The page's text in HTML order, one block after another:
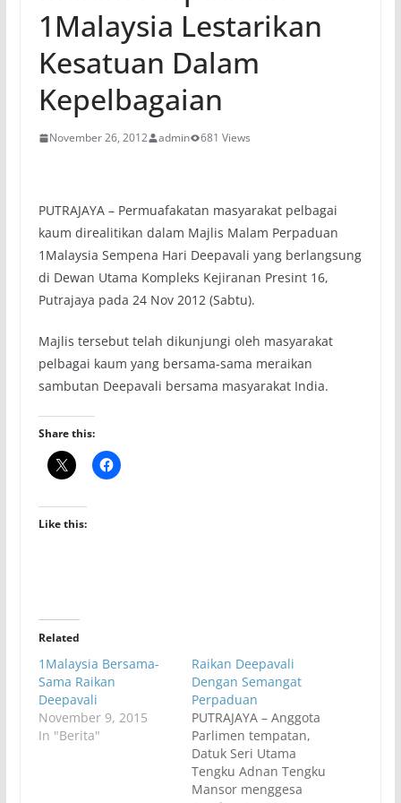
1Malaysia Lestarikan
Kesatuan Dalam
Kepelbagaian
November 26, 2012 admin 681 Views
PUTRAJAYA – Permuafakatan masyarakat pelbagai
kaum direalitikan dalam Majlis Malam Perpaduan
1Malaysia Sempena Hari Deepavali yang berlangsung
di Dewan Utama Kompleks Kejiranan Presint 16,
Putrajaya pada 24 Nov 2012 (Sabtu).
Majlis tersebut telah dikunjungi oleh masyarakat
pelbagai kaum yang bersama-sama meraikan
sambutan Deepavali bersama masyarakat India.
Share this:
Like this:
Related
1Malaysia Bersama-
Sama Raikan
Deepavali
November 9, 2015
In "Berita"
Raikan Deepavali
Dengan Semangat
Perpaduan
PUTRAJAYA – Anggota
Parlimen tempatan,
Datuk Seri Utama
Tengku Adnan Tengku
Mansor menggesa